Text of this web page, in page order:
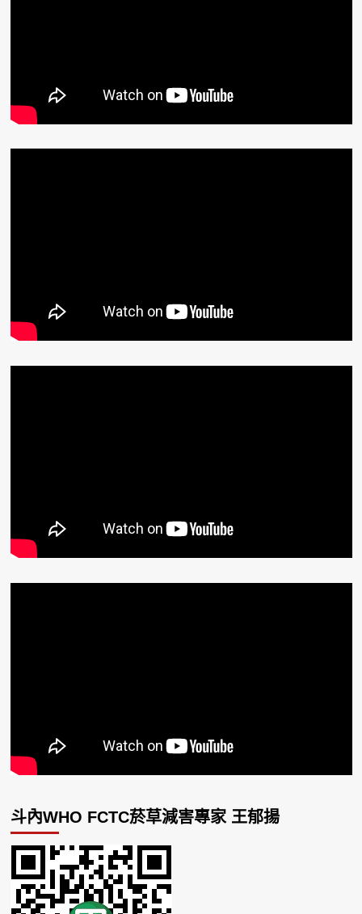
斗內WHO FCTC菸草減害專家 王郁揚